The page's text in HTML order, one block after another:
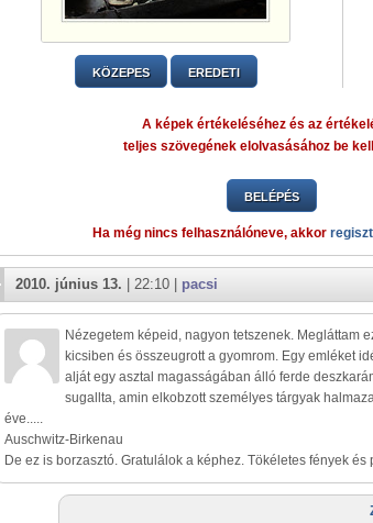
KÖZEPES EREDETI
A képek értékeléséhez és az
teljes szövegének elolvasásához be
BELÉPÉS
Ha még nincs felhasználóneve, akkor
2010. június 13. | 22:10 | pacsi
Nézegetem képeid, nagyon tetszenek. Megláttam
kicsiben és összeugrott a gyomrom. Egy emléket
alját egy asztal magasságában álló ferde
sugallta, amin elkobzott személyes tárgyak
éve.....
Auschwitz-Birkenau
De ez is borzasztó. Gratulálok a képhez. Tökéletes fények és